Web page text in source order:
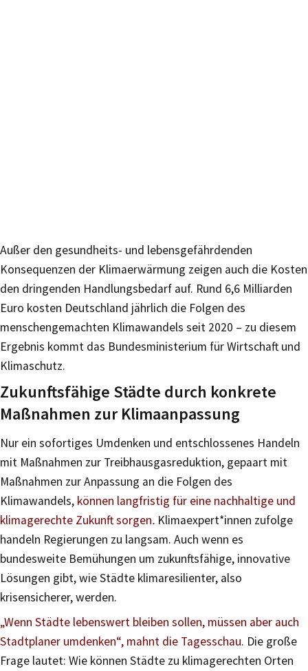
Außer den gesundheits- und lebensgefährdenden
Konsequenzen der Klimaerwärmung zeigen auch die Kosten
den dringenden Handlungsbedarf auf. Rund 6,6 Milliarden
Euro kosten Deutschland jährlich die Folgen des
menschengemachten Klimawandels seit 2020 – zu diesem
Ergebnis kommt das Bundesministerium für Wirtschaft und
Klimaschutz.
Zukunftsfähige Städte durch konkrete
Maßnahmen zur Klimaanpassung
Nur ein sofortiges Umdenken und entschlossenes Handeln
mit Maßnahmen zur Treibhausgasreduktion, gepaart mit
Maßnahmen zur Anpassung an die Folgen des
Klimawandels, können langfristig für eine nachhaltige und
klimagerechte Zukunft sorgen. Klimaexpert*innen zufolge
handeln Regierungen zu langsam. Auch wenn es
bundesweite Bemühungen um zukunftsfähige, innovative
Lösungen gibt, wie Städte klimaresilienter, also
krisensicherer, werden.
„Wenn Städte lebenswert bleiben sollen, müssen aber auch
Stadtplaner umdenken“, mahnt die Tagesschau. Die große
Frage lautet: Wie können Städte zu klimagerechten Orten